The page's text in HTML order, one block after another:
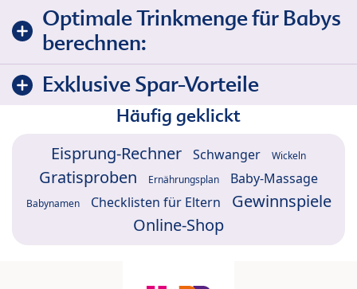
Optimale Trinkmenge für Babys
berechnen:
Exklusive Spar-Vorteile
Häufig geklickt
Eisprung-Rechner Schwanger Wickeln
Gratisproben Ernährungsplan Baby-Massage
Babynamen Checklisten für Eltern
Gewinnspiele
Online-Shop